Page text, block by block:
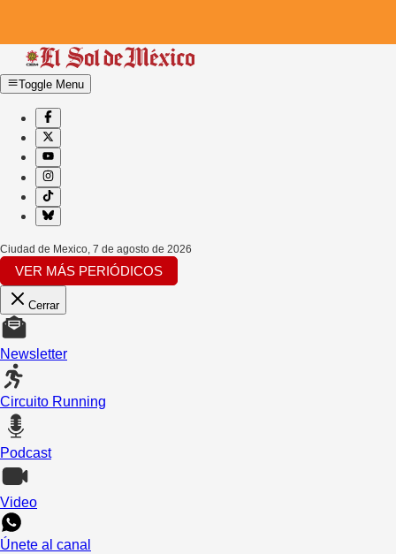
Toggle Menu
Ciudad de Mexico, 7 de agosto de 2026
VER MÁS PERIÓDICOS
Cerrar
Newsletter
Circuito Running
Podcast
Video
Únete al canal